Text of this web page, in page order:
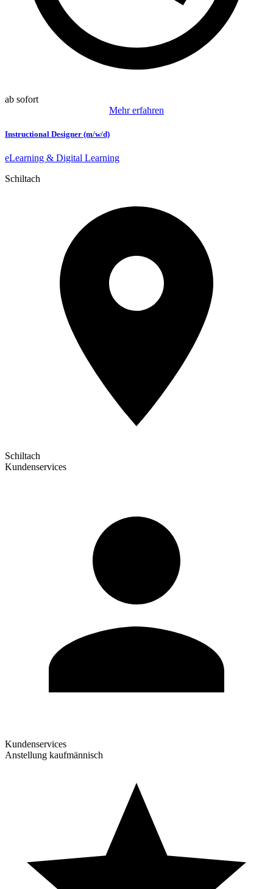
ab sofort
Mehr erfahren
Instructional Designer (m/w/d)
eLearning & Digital Learning
Schiltach
Schiltach
Kundenservices
Kundenservices
Anstellung kaufmännisch